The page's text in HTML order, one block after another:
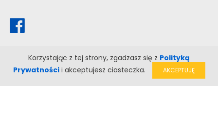
Korzystając z tej strony, zgadzasz się z Polityką
Prywatnościi akceptujesz ciasteczka. AKCEPTUJĘ